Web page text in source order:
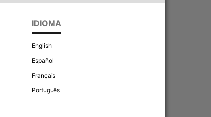
IDIOMA
English
Español
Français
Português